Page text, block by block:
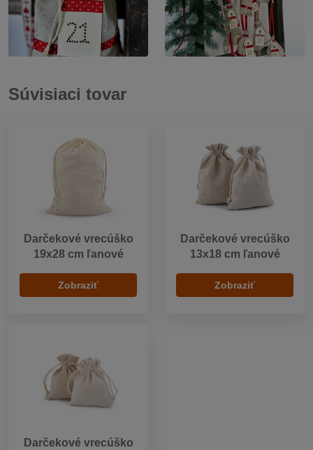
Súvisiaci tovar
Darčekové vrecúško
19x28 cm ľanové
Zobraziť
Darčekové vrecúško
13x18 cm ľanové
Zobraziť
Darčekové vrecúško